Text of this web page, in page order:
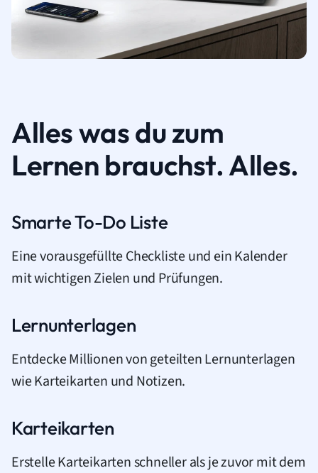
Alles was du zum
Lernen brauchst. Alles.
Smarte To-Do Liste
Eine vorausgefüllte Checkliste und ein Kalender
mit wichtigen Zielen und Prüfungen.
Lernunterlagen
Entdecke Millionen von geteilten Lernunterlagen
wie Karteikarten und Notizen.
Karteikarten
Erstelle Karteikarten schneller als je zuvor mit dem